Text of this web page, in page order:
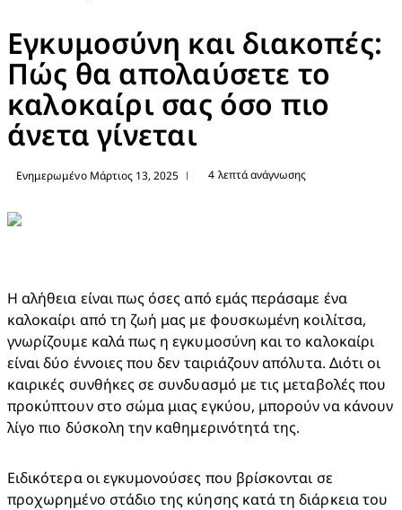
Εγκυμοσύνη και διακοπές:
Πώς θα απολαύσετε το
καλοκαίρι σας όσο πιο
άνετα γίνεται
Ενημερωμένο Μάρτιος 13, 2025 | 4 λεπτά ανάγνωσης
Η αλήθεια είναι πως όσες από εμάς περάσαμε ένα
καλοκαίρι από τη ζωή μας με φουσκωμένη κοιλίτσα,
γνωρίζουμε καλά πως η εγκυμοσύνη και το καλοκαίρι
είναι δύο έννοιες που δεν ταιριάζουν απόλυτα. Διότι οι
καιρικές συνθήκες σε συνδυασμό με τις μεταβολές που
προκύπτουν στο σώμα μιας εγκύου, μπορούν να κάνουν
λίγο πιο δύσκολη την καθημερινότητά της.
Ειδικότερα οι εγκυμονούσες που βρίσκονται σε
προχωρημένο στάδιο της κύησης κατά τη διάρκεια του